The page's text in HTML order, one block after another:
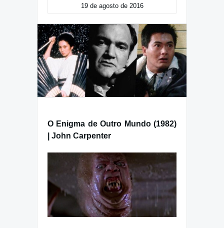
19 de agosto de 2016
O Enigma de Outro Mundo (1982)
| John Carpenter